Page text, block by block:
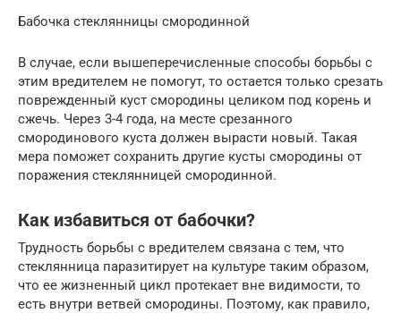
Бабочка стеклянницы смородинной
В случае, если вышеперечисленные способы борьбы с
этим вредителем не помогут, то остается только срезать
поврежденный куст смородины целиком под корень и
сжечь. Через 3-4 года, на месте срезанного
смородинового куста должен вырасти новый. Такая
мера поможет сохранить другие кусты смородины от
поражения стеклянницей смородинной.
Как избавиться от бабочки?
Трудность борьбы с вредителем связана с тем, что
стеклянница паразитирует на культуре таким образом,
что ее жизненный цикл протекает вне видимости, то
есть внутри ветвей смородины. Поэтому, как правило,